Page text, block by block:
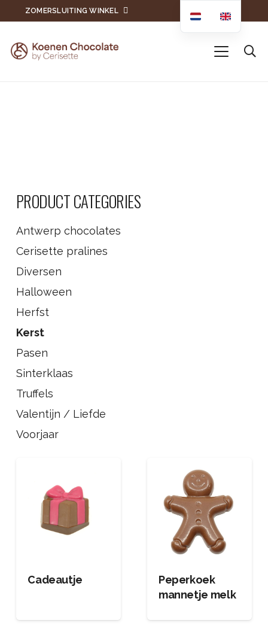
ZOMERSLUITING WINKEL
PRODUCT CATEGORIES
Antwerp chocolates
Cerisette pralines
Diversen
Halloween
Herfst
Kerst
Pasen
Sinterklaas
Truffels
Valentijn / Liefde
Voorjaar
Cadeautje
Peperkoek
mannetje melk